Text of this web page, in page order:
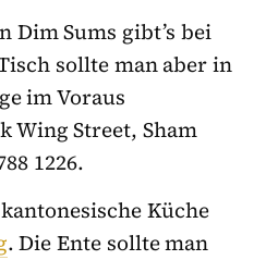
Dim Sums gibt’s bei
sollte man aber in
im Voraus
Wing Street, Sham
1226.
Küche
. Die Ente sollte man